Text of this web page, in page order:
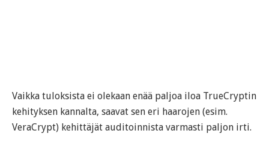
Vaikka tuloksista ei olekaan enää paljoa iloa TrueCryptin
kehityksen kannalta, saavat sen eri haarojen (esim.
VeraCrypt) kehittäjät auditoinnista varmasti paljon irti.